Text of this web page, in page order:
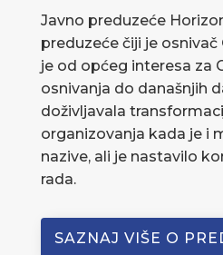
Javno preduzeće
preduzeće čiji je osnivač
je od općeg interesa za
osnivanja do današnjih
doživljavala
organizovanja kada je i
nazive, ali je nastavilo
rada.
SAZNAJ VIŠE O